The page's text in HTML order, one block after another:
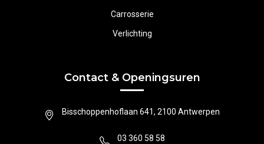
Carrosserie
Verlichting
Contact & Openingsuren
Bisschoppenhoflaan 641, 2100 Antwerpen
03 360 58 58